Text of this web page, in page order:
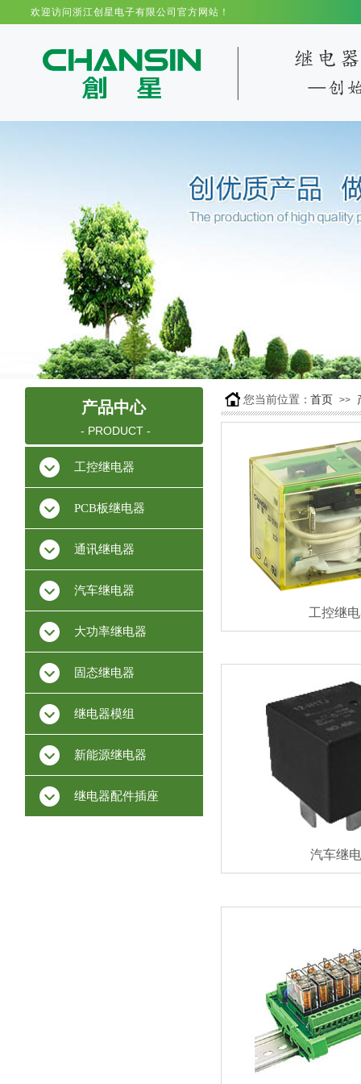
欢迎访问浙江创星电子有限公司官方网站！
. 您当前位置：首页 >>
产品中心
工控继
- PRODUCT -
工控继电器
PCB板继电器
通讯继电器
汽车继电器
大功率继电器
固态继电器
继电器模组
新能源继电器
继电器配件插座
汽车继